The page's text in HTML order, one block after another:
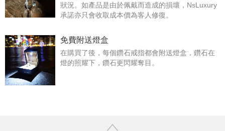
狀況。如產品是由於佩戴而造成的損壞，NsLuxury
承諾亦只會收取成本價為客人修復。
免費附送燈盒
在購買了後，每個鑽石戒指都會附送燈盒，鑽石在
燈的照耀下，鑽石更閃耀奪目。